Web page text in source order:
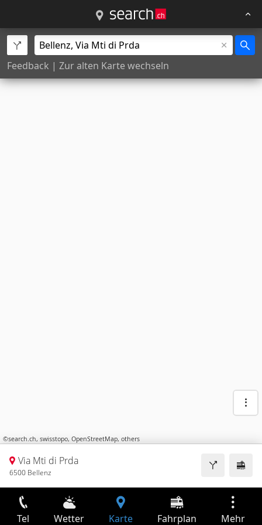
Feedback | Zur alten Karte wechseln
©search.ch, swisstopo, OpenStreetMap, others
Via Mti di Prda
6500 Bellenz
Tel Wetter Karte Fahrplan Mehr